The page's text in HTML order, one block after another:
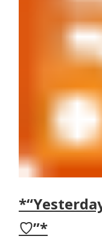
♡”*